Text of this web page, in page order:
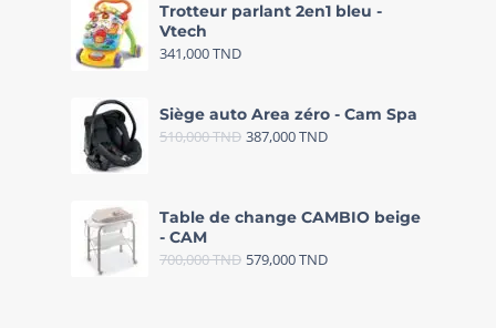
Trotteur parlant 2en1 bleu -
Vtech
341,000TND
Siège auto Area zéro - Cam Spa
510,000TND 387,000TND
Table de change CAMBIO beige
- CAM
700,000TND 579,000TND